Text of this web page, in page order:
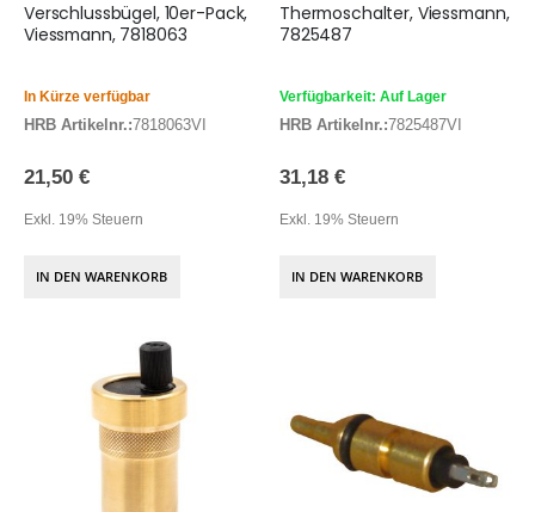
Verschlussbügel, 10er-Pack,
Viessmann, 7818063
In Kürze verfügbar
HRB Artikelnr.:7818063VI
21,50 €
Exkl. 19% Steuern
IN DEN WARENKORB
Thermoschalter, Viessmann,
7825487
Verfügbarkeit: Auf Lager
HRB Artikelnr.:7825487VI
31,18 €
Exkl. 19% Steuern
IN DEN WARENKORB